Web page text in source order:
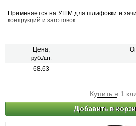
Применяется на УШМ для шлифовки и
контрукций и заготовок
Цена,
руб./шт.
68.63
Купить в 1
Добавить в